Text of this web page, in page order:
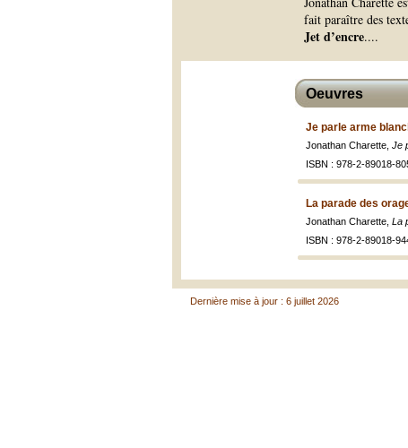
fait paraître des
Jet d’encre....
Oeuvres
Je parle arme
Jonathan Charette, Je
ISBN : 978-2-89018-
La parade des
Jonathan Charette, La
ISBN : 978-2-89018-
Dernière mise à jour : 6 juillet 2026